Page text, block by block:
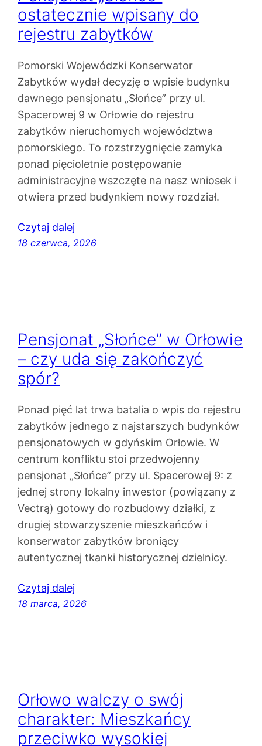
ostatecznie wpisany do
rejestru zabytków
Pomorski Wojewódzki Konserwator
Zabytków wydał decyzję o wpisie budynku
dawnego pensjonatu „Słońce” przy ul.
Spacerowej 9 w Orłowie do rejestru
zabytków nieruchomych województwa
pomorskiego. To rozstrzygnięcie zamyka
ponad pięcioletnie postępowanie
administracyjne wszczęte na nasz wniosek i
otwiera przed budynkiem nowy rozdział.
Czytaj dalej
18 czerwca, 2026
Pensjonat „Słońce” w Orłowie
– czy uda się zakończyć
spór?
Ponad pięć lat trwa batalia o wpis do rejestru
zabytków jednego z najstarszych budynków
pensjonatowych w gdyńskim Orłowie. W
centrum konfliktu stoi przedwojenny
pensjonat „Słońce” przy ul. Spacerowej 9: z
jednej strony lokalny inwestor (powiązany z
Vectrą) gotowy do rozbudowy działki, z
drugiej stowarzyszenie mieszkańców i
konserwator zabytków broniący
autentycznej tkanki historycznej dzielnicy.
Czytaj dalej
18 marca, 2026
Orłowo walczy o swój
charakter: Mieszkańcy
przeciwko wysokiej